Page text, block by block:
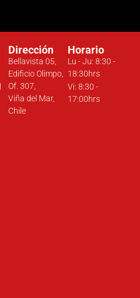
Dirección
Bellavista 05,
Edificio Olimpo,
Of. 307,
Viña del Mar,
Chile
Horario
Lu - Ju: 8:30 -
18:30hrs
Vi: 8:30 -
17:00hrs